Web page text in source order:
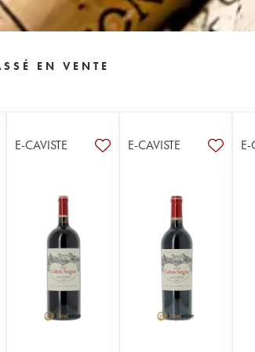
EN VENTE
E-CAVISTE E-CAVISTE E-